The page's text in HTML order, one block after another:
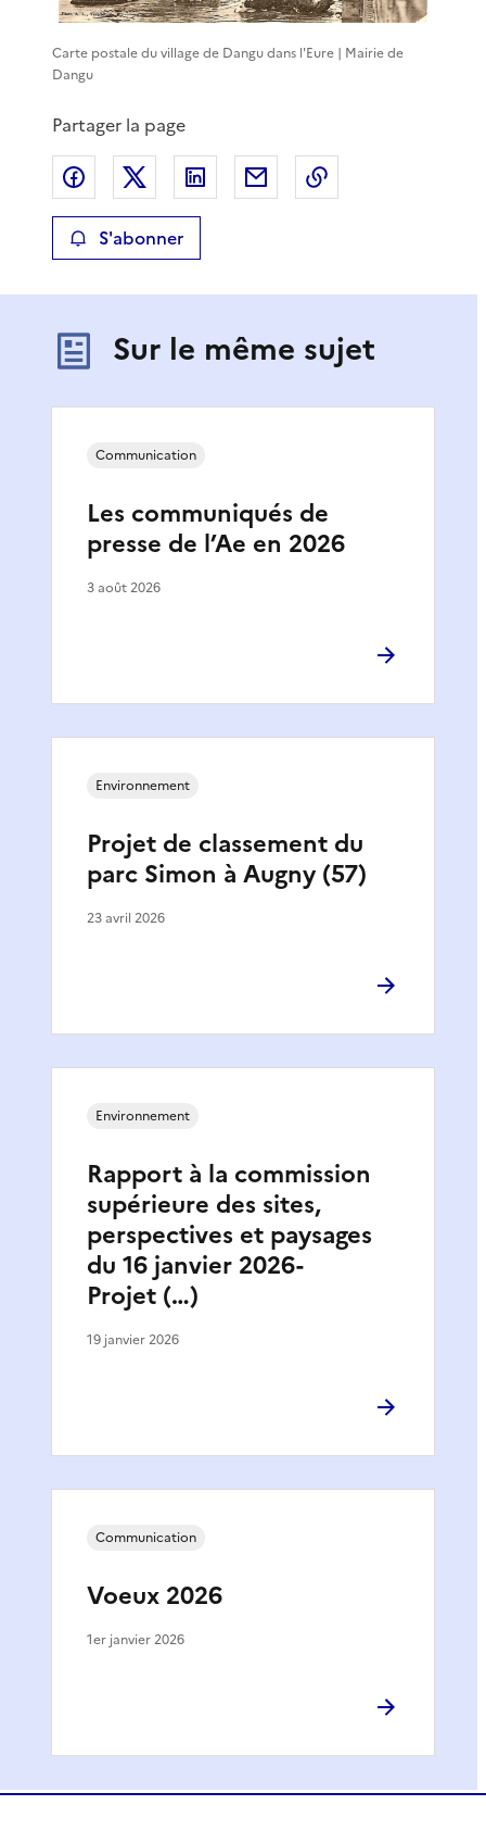
Carte postale du village de Dangu dans l'Eure | Mairie de
Dangu
Partager la page
Partager sur Facebook
Partager sur XPartager sur LinkedIn
Partager par email
S'abonner
Sur le même sujet
Les communiqués de
presse de l’Ae en 2026
Communication
3 août 2026
Projet de classement du
parc Simon à Augny (57)
Environnement
23 avril 2026
Rapport à la commission
supérieure des sites,
perspectives et paysages
du 16 janvier 2026-
Projet (…)
Environnement
19 janvier 2026
Voeux 2026
Communication
1er janvier 2026